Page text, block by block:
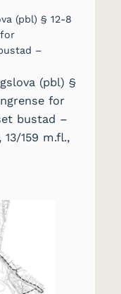
(pbl) § 12-8
–
(pbl) §
for
bustad –
13/159 m.fl.,